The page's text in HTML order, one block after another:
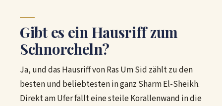
Gibt es ein Hausriff zum
Schnorcheln?
Ja, und das Hausriff von Ras Um Sid zählt zu den
besten und beliebtesten in ganz Sharm El-Sheikh.
Direkt am Ufer fällt eine steile Korallenwand in die